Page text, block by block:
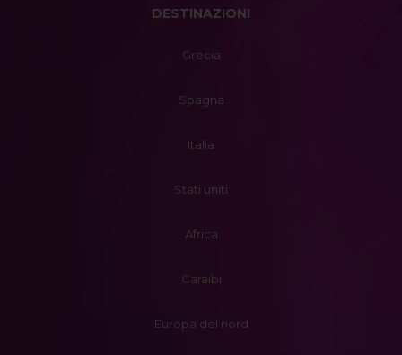
DESTINAZIONI
Grecia
Spagna
Italia
Stati uniti
Africa
Caraibi
Europa del nord